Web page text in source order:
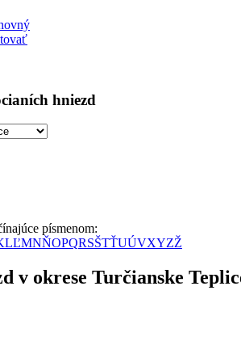
hniezd
písmenom:
LĽMNŇOPQRSŠTŤUÚVXYZŽ
v okrese Turčianske